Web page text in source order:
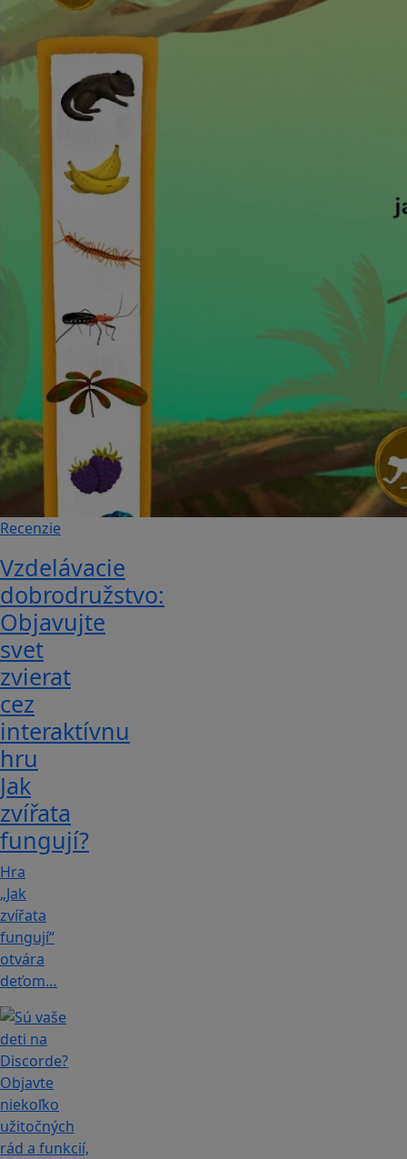
Recenzie
Vzdelávacie
dobrodružstvo:
Objavujte
svet
zvierat
cez
interaktívnu
hru
Jak
zvířata
fungují?
Hra
„Jak
zvířata
fungují“
otvára
deťom…